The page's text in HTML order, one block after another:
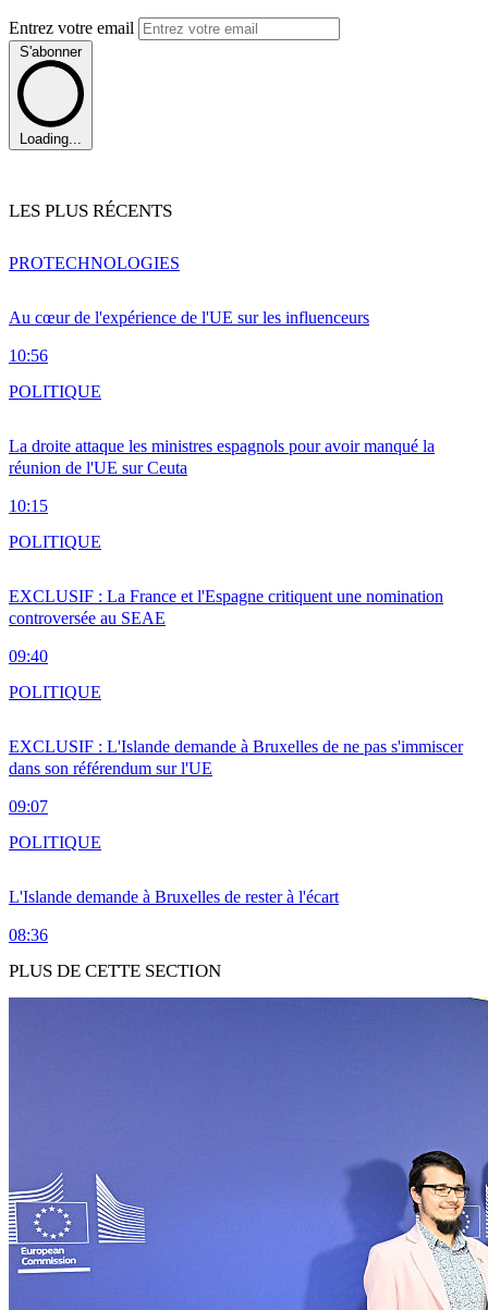
Entrez votre email
S'abonner
Loading...
LES PLUS RÉCENTS
Au cœur de l'expérience de l'UE sur les influenceurs
10:56
PROTECHNOLOGIES
La droite attaque les ministres espagnols pour avoir manqué la
réunion de l'UE sur Ceuta
10:15
POLITIQUE
EXCLUSIF : La France et l'Espagne critiquent une nomination
controversée au SEAE
09:40
POLITIQUE
EXCLUSIF : L'Islande demande à Bruxelles de ne pas s'immiscer
dans son référendum sur l'UE
09:07
POLITIQUE
L'Islande demande à Bruxelles de rester à l'écart
08:36
POLITIQUE
PLUS DE CETTE SECTION